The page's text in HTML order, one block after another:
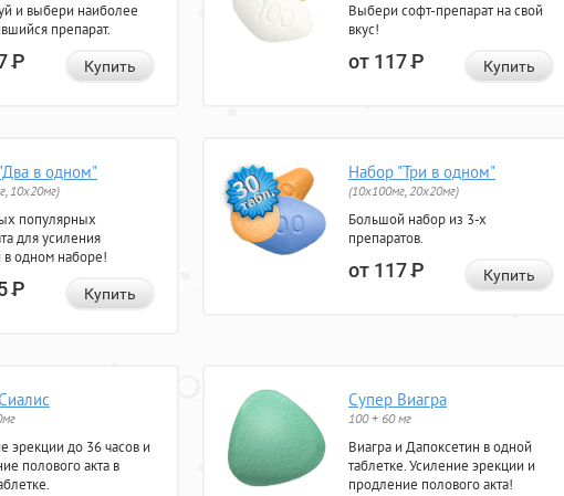
и выбери наиболее
препарат.
Р Купить
Выбери софт-препарат на свой
вкус!
от 117Р Купить
в одном"
10x20мг)
популярных
для усиления
в одном наборе!
Р Купить
Набор "Три в одном"
(10x100мг, 20x20мг)
Большой набор из 3-х
препаратов.
от 117Р Купить
эрекции до 36 часов и
полового акта в
Супер Виагра
100 + 60 мг
Виагра и Дапоксетин в одной
таблетке. Усиление эрекции и
продление полового акта!